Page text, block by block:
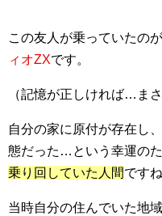
この友人が乗っていたの
ィオZXです。
（記憶が正しければ…ま
自分の家に原付が存在し
態だった…という幸運の
乗り回していた人間ですね
当時自分の住んでいた地